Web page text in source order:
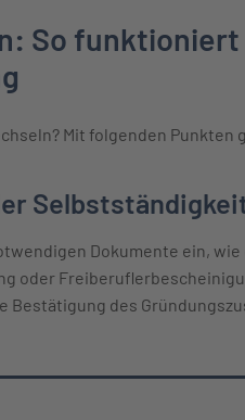
So funktioniert
Mit folgenden
Dokumente ein, wie
oder
Bestätigung des